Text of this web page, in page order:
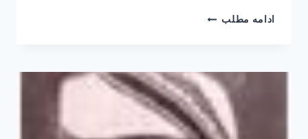
ادامه مطلب امیر